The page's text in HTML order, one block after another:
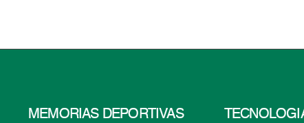
MEMORIAS DEPORTIVAS